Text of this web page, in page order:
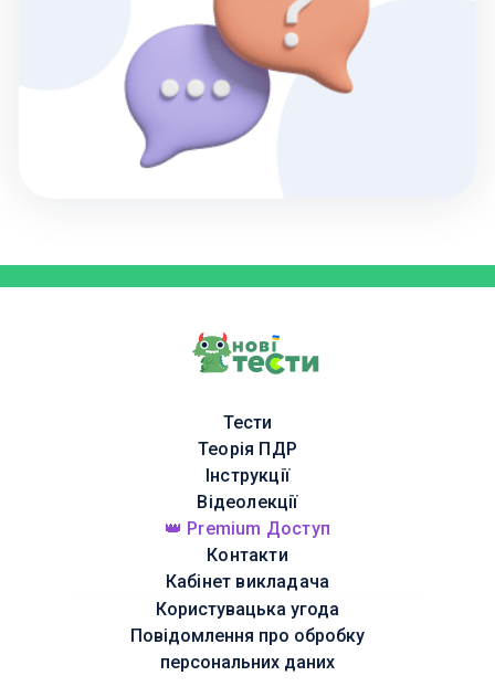
Тести
Теорія ПДР
Інструкції
Відеолекції
👑 Premium Доступ
Контакти
Кабінет викладача
Користувацька угода
Повідомлення про обробку
персональних даних